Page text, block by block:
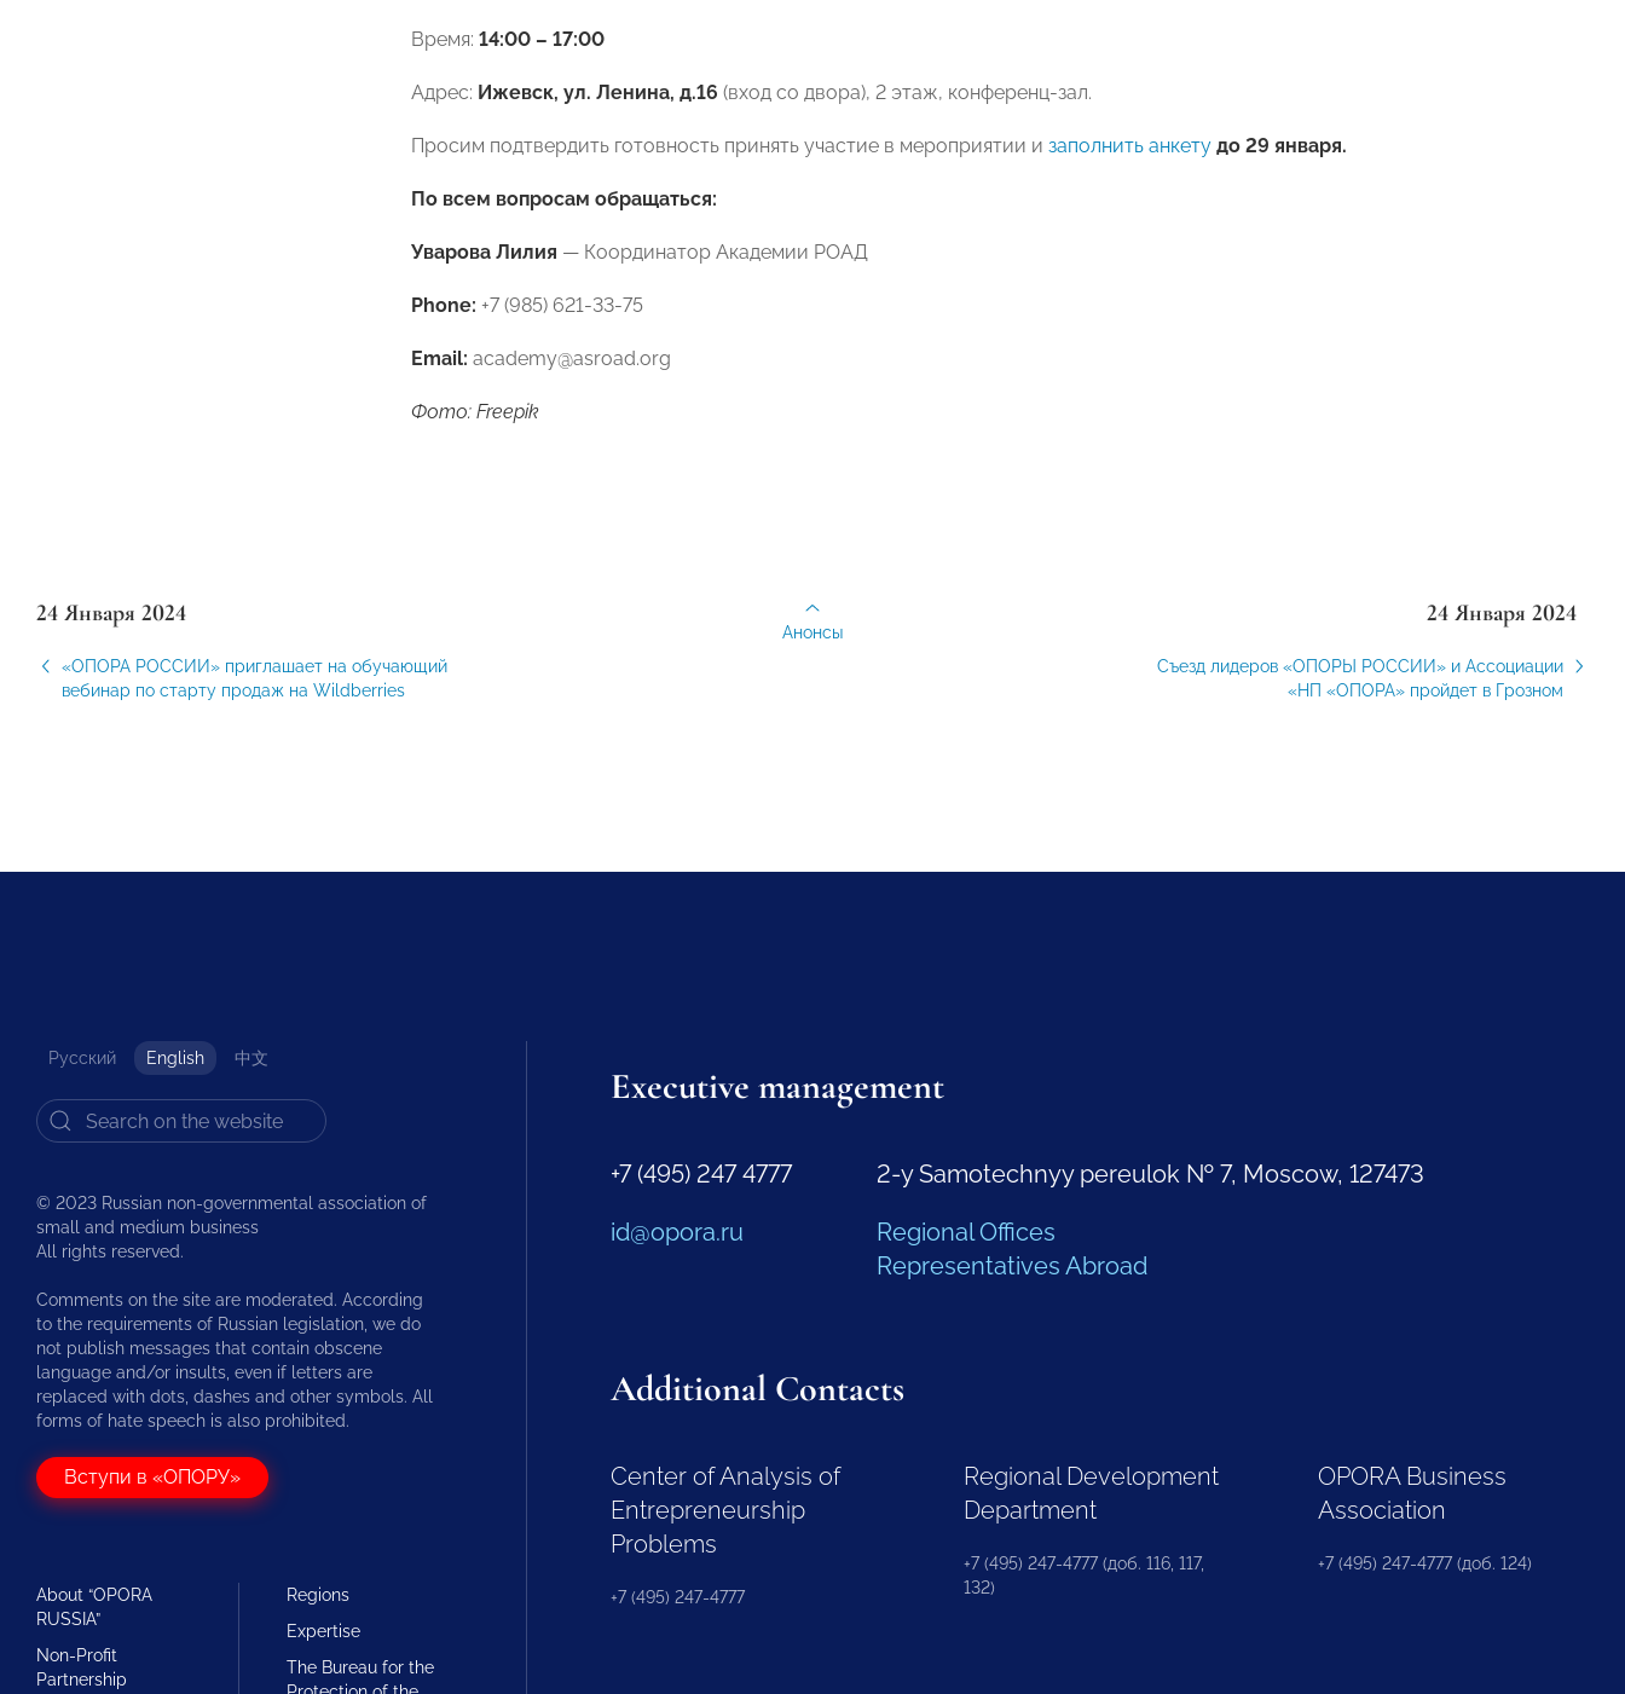
Время: 14:00 – 17:00
Адрес: Ижевск, ул. Ленина, д.16 (вход со двора), 2 этаж, конференц-зал.
Просим подтвердить готовность принять участие в мероприятии и заполнить анкету до 29 января.
По всем вопросам обращаться:
Уварова Лилия — Координатор Академии РОАД
Phone: +7 (985) 621-33-75
Email: academy@asroad.org
Фото: Freepik
24 Января 2024
«ОПОРА РОССИИ» приглашает на обучающий
вебинар по старту продаж на Wildberries
24 Января 2024
Съезд лидеров «ОПОРЫ РОССИИ» и Ассоциации
«НП «ОПОРА» пройдет в Грозном
Анонсы
Русский English 中文
© 2023 Russian non-governmental association of
small and medium business
All rights reserved.
Comments on the site are moderated. According
to the requirements of Russian legislation, we do
not publish messages that contain obscene
language and/or insults, even if letters are
replaced with dots, dashes and other symbols. All
forms of hate speech is also prohibited.
Вступи в «ОПОРУ»
About “OPORA
RUSSIA”
Non-Profit
Partnership
Regions
Expertise
The Bureau for the
Executive management
+7 (495) 247 4777
id@opora.ru
2-y Samotechnyy pereulok № 7, Moscow, 127473
Regional Offices
Representatives Abroad
Additional Contacts
Center of Analysis of
Entrepreneurship
Problems
+7 (495) 247-4777
Regional Development
Department
+7 (495) 247-4777 (доб. 116, 117,
132)
OPORA Business
Association
+7 (495) 247-4777 (доб. 124)